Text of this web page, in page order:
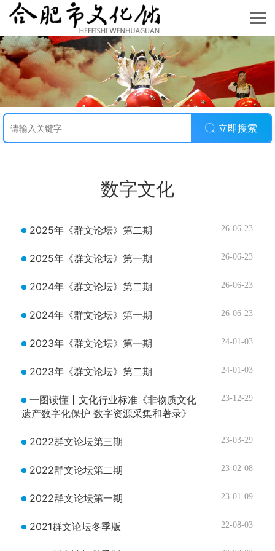
立即搜索
数字文化
2025年《群文论坛》第二期 26-06-23
2025年《群文论坛》第一期 26-06-23
2024年《群文论坛》第二期 26-06-23
2024年《群文论坛》第一期 26-06-23
2023年《群文论坛》第一期 24-01-03
2023年《群文论坛》第二期 24-01-03
一图读懂丨文化行业标准《非物质文化
遗产数字化保护 数字资源采集和著录》
23-12-29
2022群文论坛第三期 23-03-29
2022群文论坛第二期 23-02-08
2022群文论坛第一期 23-01-09
2021群文论坛冬季版 22-08-03